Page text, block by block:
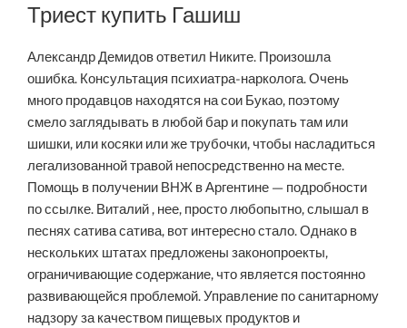
Триест купить Гашиш
Александр Демидов ответил Никите. Произошла
ошибка. Консультация психиатра-нарколога. Очень
много продавцов находятся на сои Букао, поэтому
смело заглядывать в любой бар и покупать там или
шишки, или косяки или же трубочки, чтобы насладиться
легализованной травой непосредственно на месте.
Помощь в получении ВНЖ в Аргентине — подробности
по ссылке. Виталий , нее, просто любопытно, слышал в
песнях сатива сатива, вот интересно стало. Однако в
нескольких штатах предложены законопроекты,
ограничивающие содержание, что является постоянно
развивающейся проблемой. Управление по санитарному
надзору за качеством пищевых продуктов и